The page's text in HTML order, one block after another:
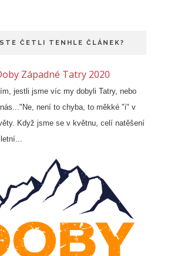
ČETLI TENHLE ČLÁNEK?
Západné Tatry 2020
jestli jsme víc my dobyli Tatry, nebo
není to chyba, to měkké "i" v
Když jsme se v květnu, celí natěšení